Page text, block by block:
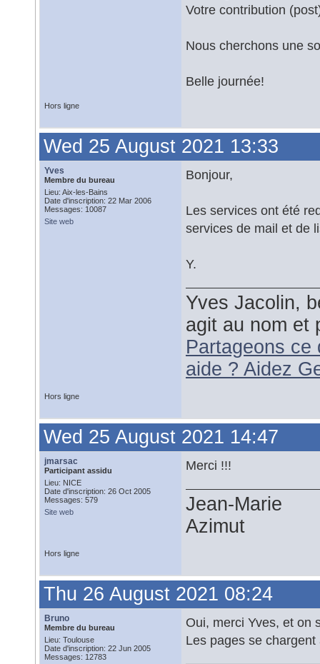
Votre contribution
Nous cherchons une
Belle journée!
Hors ligne
Wed 25 August 2021 13:33
Yves
Membre du bureau
Lieu: Aix-les-Bains
Date d'inscription: 22 Mar 2006
Messages: 10087
Site web
Bonjour,
Les services ont été
services de mail et de
Y.
Yves Jacolin,
agit au nom et
Partageons ce
aide ? Aidez
Hors ligne
Wed 25 August 2021 14:47
jmarsac
Participant assidu
Lieu: NICE
Date d'inscription: 26 Oct 2005
Messages: 579
Site web
Merci !!!
Jean-Marie
Azimut
Hors ligne
Thu 26 August 2021 08:24
Bruno
Membre du bureau
Lieu: Toulouse
Date d'inscription: 22 Jun 2005
Messages: 12783
Oui, merci Yves, et on
Les pages se